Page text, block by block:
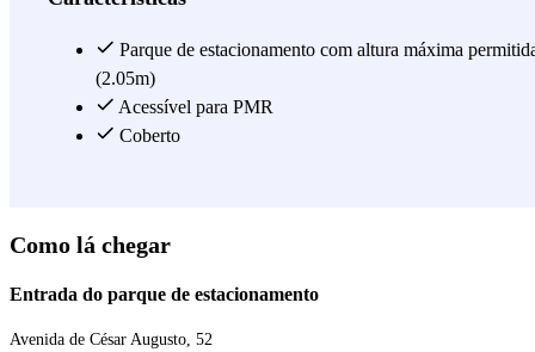
Parque de estacionamento com altura máxima
(2.05m)
Acessível para PMR
Coberto
Como lá chegar
Entrada do parque de estacionamento
Avenida de César Augusto, 52